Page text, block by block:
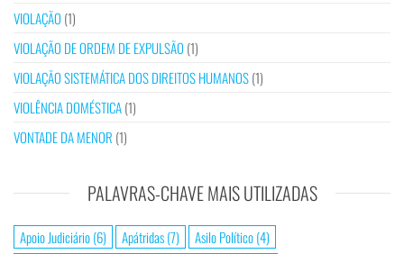
VIOLAÇÃO (1)
VIOLAÇÃO DE ORDEM DE EXPULSÃO (1)
VIOLAÇÃO SISTEMÁTICA DOS DIREITOS HUMANOS(1)
VIOLÊNCIA DOMÉSTICA(1)
VONTADE DA MENOR (1)
PALAVRAS-CHAVE MAIS UTILIZADAS
Apoio Judiciário(6) Apátridas(7) Asilo Político(4)